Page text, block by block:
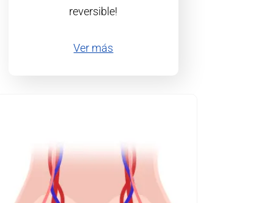
reversible!
Ver más